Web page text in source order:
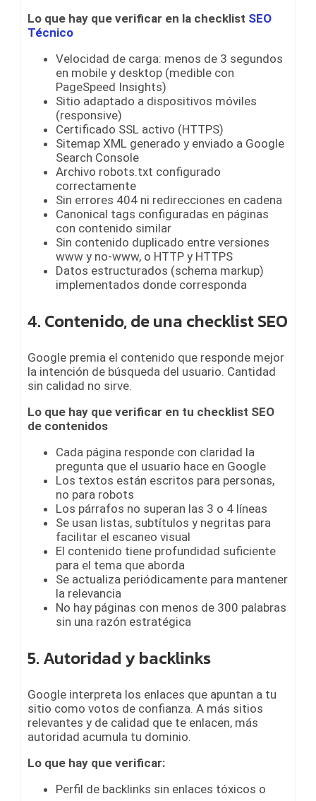
Lo que hay que verificar en la checklist SEO
Técnico
Velocidad de carga: menos de 3 segundos
en mobile y desktop (medible con
PageSpeed Insights)
Sitio adaptado a dispositivos móviles
(responsive)
Certificado SSL activo (HTTPS)
Sitemap XML generado y enviado a Google
Search Console
Archivo robots.txt configurado
correctamente
Sin errores 404 ni redirecciones en cadena
Canonical tags configuradas en páginas
con contenido similar
Sin contenido duplicado entre versiones
www y no-www, o HTTP y HTTPS
Datos estructurados (schema markup)
implementados donde corresponda
4. Contenido, de una checklist SEO
Google premia el contenido que responde mejor
la intención de búsqueda del usuario. Cantidad
sin calidad no sirve.
Lo que hay que verificar en tu checklist SEO
de contenidos
Cada página responde con claridad la
pregunta que el usuario hace en Google
Los textos están escritos para personas,
no para robots
Los párrafos no superan las 3 o 4 líneas
Se usan listas, subtítulos y negritas para
facilitar el escaneo visual
El contenido tiene profundidad suficiente
para el tema que aborda
Se actualiza periódicamente para mantener
la relevancia
No hay páginas con menos de 300 palabras
sin una razón estratégica
5. Autoridad y backlinks
Google interpreta los enlaces que apuntan a tu
sitio como votos de confianza. A más sitios
relevantes y de calidad que te enlacen, más
autoridad acumula tu dominio.
Lo que hay que verificar:
Perfil de backlinks sin enlaces tóxicos o